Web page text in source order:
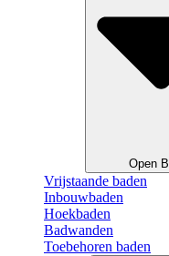
Open
Vrijstaande baden
Inbouwbaden
Hoekbaden
Badwanden
Toebehoren baden